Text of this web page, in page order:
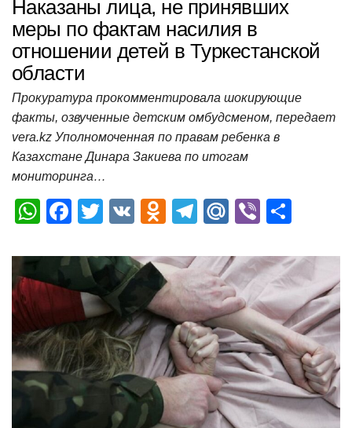
Наказаны лица, не принявших
меры по фактам насилия в
отношении детей в Туркестанской
области
Прокуратура прокомментировала шокирующие
факты, озвученные детским омбудсменом, передает
vera.kz Уполномоченная по правам ребенка в
Казахстане Динара Закиева по итогам
мониторинга…
W
at
s
A
p
p
F
c
e
b
o
o
k
T
tt
er
V
O
n
o
kl
a
ss
ni
ki
T
e
gr
a
m
M
.R
u
Vi
er п
р
а
в
и
т
ь